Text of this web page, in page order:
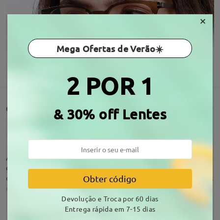
Acerca da armação
Comentários de clientes(41)
As lentes estão boas e gosto da armação, mas não
gosto de me ver com eles acho muito grandes para
o meu rosto, fiz nova encomenda, espero que estes
que escolhi mais pequenos, fiquem bem.
Maria Helena Raimundo CabritaonJul 11 , 2026
×
Mega Ofertas de Verão☀️
2 POR 1
& 30% off Lentes
Obter código
Devolução e Troca por 60 dias
Entrega rápida em 7-15 dias